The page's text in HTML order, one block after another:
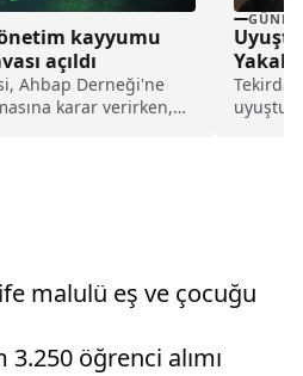
kayyumu
açıldı
Ahbap Derneği'ne
karar verirken,
malulü eş ve çocuğu
öğrenci alımı